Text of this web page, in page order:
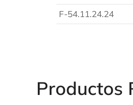
F-54.11.24.24
Productos